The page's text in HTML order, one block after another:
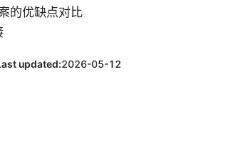
的优缺点对比
updated:2026-05-12